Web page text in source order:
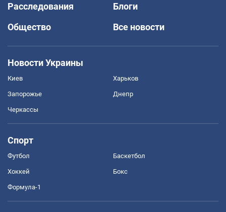
Расследования
Блоги
Общество
Все новости
Новости Украины
Киев Харьков
Запорожье Днепр
Черкассы
Спорт
Футбол Баскетбол
Хоккей Бокс
Формула-1